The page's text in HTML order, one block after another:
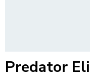
Predator